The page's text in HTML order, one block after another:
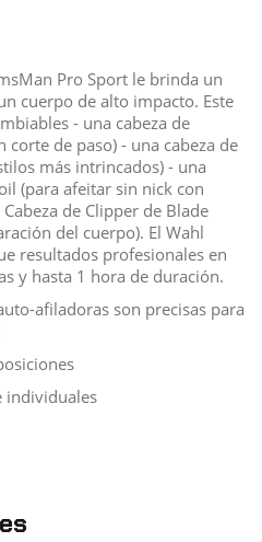
Pro Sport le brinda un
cuerpo de alto impacto. Este
- una cabeza de
de paso) - una cabeza de
más intrincados) - una
(para afeitar sin nick con
de Clipper de Blade
del cuerpo). El Wahl
resultados profesionales en
y hasta 1 hora de duración.
afiladoras son precisas para
individuales